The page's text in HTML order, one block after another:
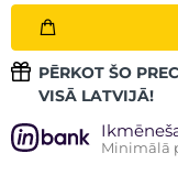
PĒRKOT ŠO
VISĀ LATVIJĀ!
Minimālā